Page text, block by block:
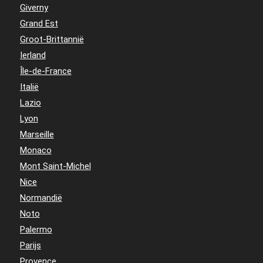
Giverny
Grand Est
Groot-Brittannië
Ierland
Île-de-France
Italië
Lazio
Lyon
Marseille
Monaco
Mont Saint-Michel
Nice
Normandië
Noto
Palermo
Parijs